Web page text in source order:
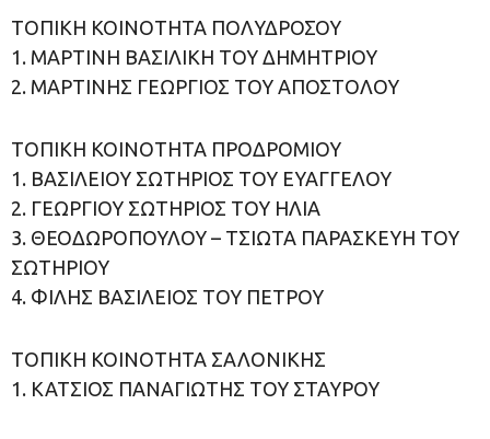
ΤΟΠΙΚΗ ΚΟΙΝΟΤΗΤΑ ΠΟΛΥΔΡΟΣΟΥ
1. ΜΑΡΤΙΝΗ ΒΑΣΙΛΙΚΗ ΤΟΥ ΔΗΜΗΤΡΙΟΥ
2. ΜΑΡΤΙΝΗΣ ΓΕΩΡΓΙΟΣ ΤΟΥ ΑΠΟΣΤΟΛΟΥ
ΤΟΠΙΚΗ ΚΟΙΝΟΤΗΤΑ ΠΡΟΔΡΟΜΙΟΥ
1. ΒΑΣΙΛΕΙΟΥ ΣΩΤΗΡΙΟΣ ΤΟΥ ΕΥΑΓΓΕΛΟΥ
2. ΓΕΩΡΓΙΟΥ ΣΩΤΗΡΙΟΣ ΤΟΥ ΗΛΙΑ
3. ΘΕΟΔΩΡΟΠΟΥΛΟΥ – ΤΣΙΩΤΑ ΠΑΡΑΣΚΕΥΗ ΤΟΥ
ΣΩΤΗΡΙΟΥ
4. ΦΙΛΗΣ ΒΑΣΙΛΕΙΟΣ ΤΟΥ ΠΕΤΡΟΥ
ΤΟΠΙΚΗ ΚΟΙΝΟΤΗΤΑ ΣΑΛΟΝΙΚΗΣ
1. ΚΑΤΣΙΟΣ ΠΑΝΑΓΙΩΤΗΣ ΤΟΥ ΣΤΑΥΡΟΥ